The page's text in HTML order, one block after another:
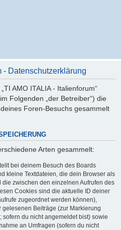
- Datenschutzerklärung
AMO ITALIA - Italienforum“
Folgenden „der Betreiber“) die
Foren-Besuchs gesammelt
Arten gesammelt:
bei deinem Besuch des Boards
kleine Textdateien, die dein Browser als
zwischen den einzelnen Aufrufen des
Cookies sind die aktuelle ID deiner
zugeordnet werden können),
gelesenen Beiträge (zur Markierung
du nicht angemeldet bist) sowie
an Umfragen (sofern du nicht